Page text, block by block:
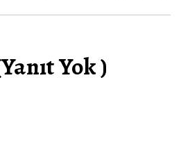
Yok )